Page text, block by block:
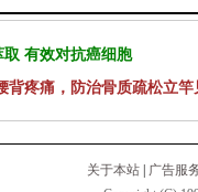
有效对抗癌细胞
背疼痛，防治骨质疏松立竿
关于本站
广告服